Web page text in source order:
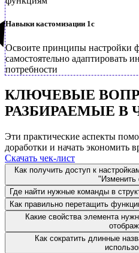
Навыки кастомизации 1с
Освоите принципы настройки
самостоятельно адаптировать
потребности
КЛЮЧЕВЫЕ
РАЗБИРАЕМЫЕ В
Эти практические аспекты
доработки и начать экономить
Скачать чек-лист
Как получить доступ к
Где найти нужные команды в
Как правильно перетащить
Какие свойства элемента
Как сократить длинные